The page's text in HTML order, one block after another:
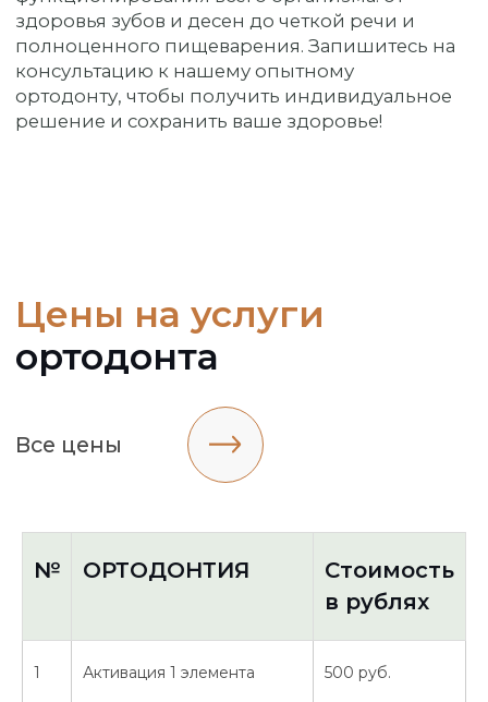
№ ОРТОДОНТИЯ
Стоимость
в рублях
1 Активация 1 элемента 500 руб.